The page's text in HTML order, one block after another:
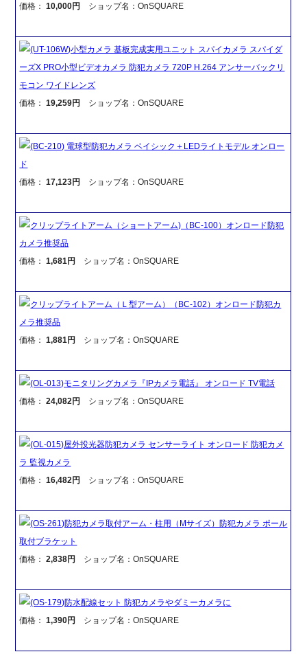
価格：10,000円 ショップ名：OnSQUARE
(UT-106W)小型カメラ 基板完成実用ユニット スパイカメラ スパイダ
ーズX PRO小型ビデオカメラ 防犯カメラ 720P H.264 アンサーバックリ
モコン ワイドレンズ
価格：19,259円 ショップ名：OnSQUARE
(BC-210) 電球型防犯カメラ ベイシック＋LEDライトモデル オンロー
ド
価格：17,123円 ショップ名：OnSQUARE
クリップライトアーム（ショートアーム)（BC-100）オンロード防犯
カメラ推奨品
価格：1,681円 ショップ名：OnSQUARE
クリップライトアーム（Ｌ型アーム）（BC-102）オンロード防犯カ
メラ推奨品
価格：1,881円 ショップ名：OnSQUARE
(OL-013)モニタリングカメラ『IPカメラ電話』 オンロード TV電話
価格：24,082円 ショップ名：OnSQUARE
(OL-015)屋外投光器防犯カメラ センサーライト オンロード 防犯カメ
ラ 監視カメラ
価格：16,482円 ショップ名：OnSQUARE
(OS-261)防犯カメラ取付アーム・柱用（Mサイズ）防犯カメラ ポール
取付ブラケット
価格：2,838円 ショップ名：OnSQUARE
(OS-179)防水配線セット 防犯カメラやダミーカメラに
価格：1,390円 ショップ名：OnSQUARE